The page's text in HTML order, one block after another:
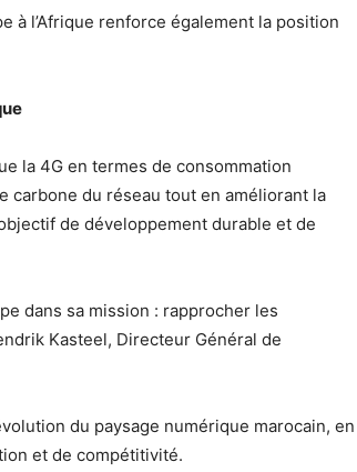
à l’Afrique renforce également la position
la 4G en termes de consommation
carbone du réseau tout en améliorant la
de développement durable et de
dans sa mission : rapprocher les
Kasteel, Directeur Général de
du paysage numérique marocain, en
et de compétitivité.